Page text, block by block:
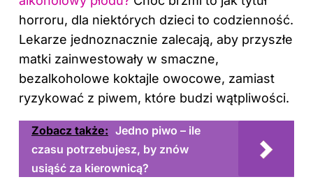
horroru, dla niektórych dzieci to codzienność.
Lekarze jednoznacznie zalecają, aby przyszłe
matki zainwestowały w smaczne,
bezalkoholowe koktajle owocowe, zamiast
ryzykować z piwem, które budzi wątpliwości.
Zobacz także: Jedno piwo – ile
czasu potrzebujesz, by znów
usiąść za kierownicą?